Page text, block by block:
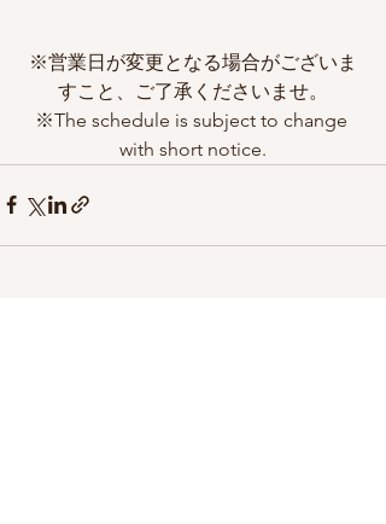
※営業日が変更となる場合がございま
すこと、ご了承くださいませ。
※The schedule is subject to change
with short notice.